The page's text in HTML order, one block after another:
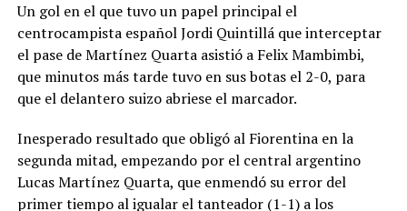
Un gol en el que tuvo un papel principal el
centrocampista español Jordi Quintillá que interceptar
el pase de Martínez Quarta asistió a Felix Mambimbi,
que minutos más tarde tuvo en sus botas el 2-0, para
que el delantero suizo abriese el marcador.
Inesperado resultado que obligó al Fiorentina en la
segunda mitad, empezando por el central argentino
Lucas Martínez Quarta, que enmendó su error del
primer tiempo al igualar el tanteador (1-1) a los